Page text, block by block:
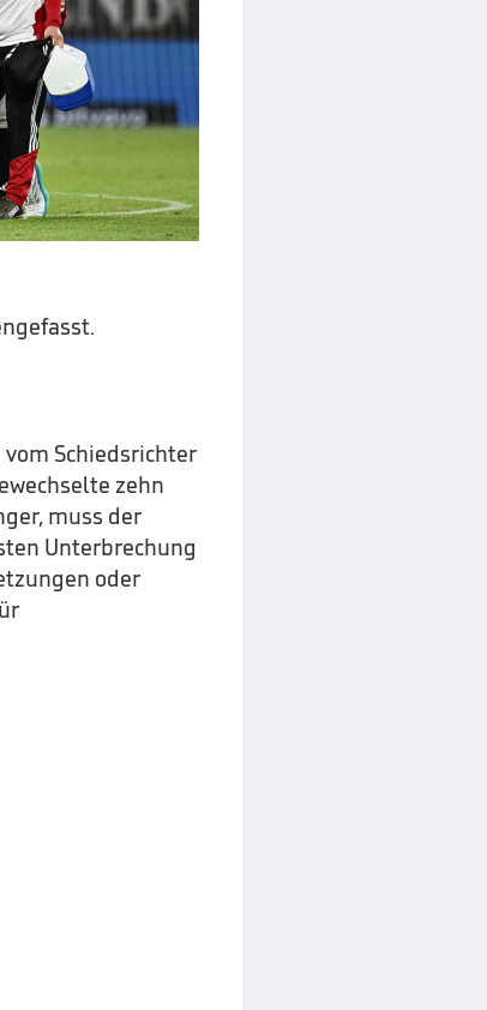
Schiedsrichter
zehn
muss der
Unterbrechung
oder